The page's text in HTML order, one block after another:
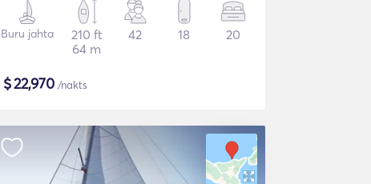
Buru jahta
210 ft
64 m
42 18 20
$22,970 /nakts